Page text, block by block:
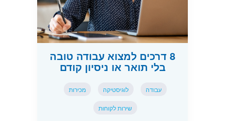
8 דרכים למצוא עבודה טובה
בלי תואר או ניסיון קודם
עבודה לוגיסטיקה מכירות
שירות לקוחות